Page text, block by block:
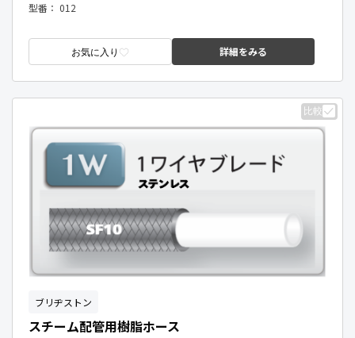
型番： 012
お気に入り 詳細をみる
比較
ブリヂストン
スチーム配管用樹脂ホース